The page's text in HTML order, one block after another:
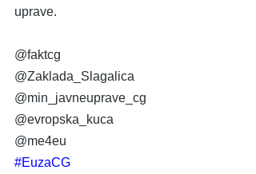
uprave.
@faktcg
@Zaklada_Slagalica
@min_javneuprave_cg
@evropska_kuca
@me4eu
#EuzaCG